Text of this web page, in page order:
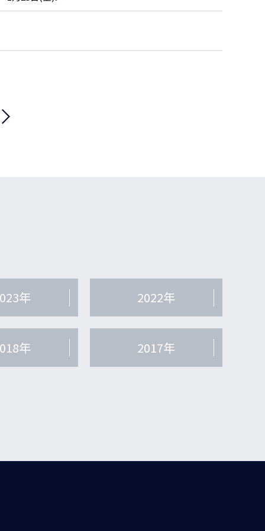
年 2022年
年 2017年